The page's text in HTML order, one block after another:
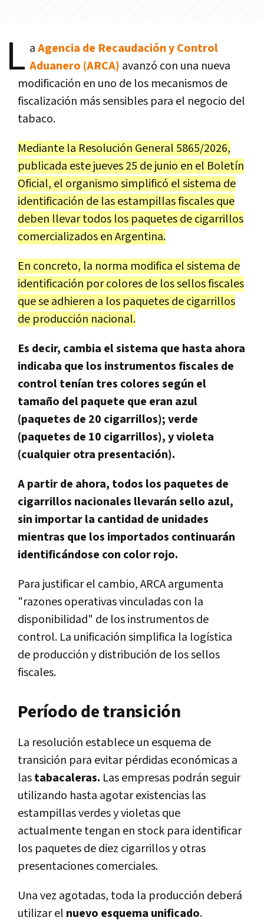
L aAgencia de Recaudación y Control
Aduanero (ARCA) avanzó con una nueva
modificación en uno de los mecanismos de
fiscalización más sensibles para el negocio del
tabaco.
Mediante la Resolución General 5865/2026,
publicada este jueves 25 de junio en el Boletín
Oficial, el organismo simplificó el sistema de
identificación de las estampillas fiscales que
deben llevar todos los paquetes de cigarrillos
comercializados en Argentina.
En concreto, la norma modifica el sistema de
identificación por colores de los sellos fiscales
que se adhieren a los paquetes de cigarrillos
de producción nacional.
Es decir, cambia el sistema que hasta ahora
indicaba que los instrumentos fiscales de
control tenían tres colores según el
tamaño del paquete que eran azul
(paquetes de 20 cigarrillos); verde
(paquetes de 10 cigarrillos), y violeta
(cualquier otra presentación).
A partir de ahora, todos los paquetes de
cigarrillos nacionales llevarán sello azul,
sin importar la cantidad de unidades
mientras que los importados continuarán
identificándose con color rojo.
Para justificar el cambio, ARCA argumenta
"razones operativas vinculadas con la
disponibilidad" de los instrumentos de
control. La unificación simplifica la logística
de producción y distribución de los sellos
fiscales.
Período de transición
La resolución establece un esquema de
transición para evitar pérdidas económicas a
lastabacaleras. Las empresas podrán seguir
utilizando hasta agotar existencias las
estampillas verdes y violetas que
actualmente tengan en stock para identificar
los paquetes de diez cigarrillos y otras
presentaciones comerciales.
Una vez agotadas, toda la producción deberá
utilizar el nuevo esquema unificado.